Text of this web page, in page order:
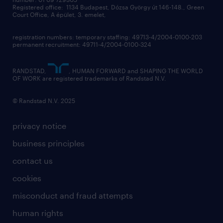
privacy notice
business principles
contact us
cookies
misconduct and fraud attempts
human rights
Registered office: 1134 Budapest, Dózsa György út 146-148., Green
Court Office, A épület, 3. emelet,
registration numbers: temporary staffing: 49713-4/2004-0100-203
permanent recruitment: 49711-4/2004-0100-324
RANDSTAD,
, HUMAN FORWARD and SHAPING THE WORLD
OF WORK are registered trademarks of Randstad N.V.
© Randstad N.V. 2025